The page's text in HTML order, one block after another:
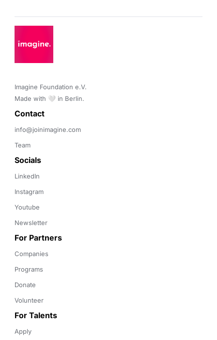
Imagine Foundation e.V.
Made with 🤍 in Berlin.
Contact
info@joinimagine.com
Team
Socials
LinkedIn
Instagram
Youtube
Newsletter
For Partners
Companies
Programs
Donate
Volunteer
For Talents
Apply